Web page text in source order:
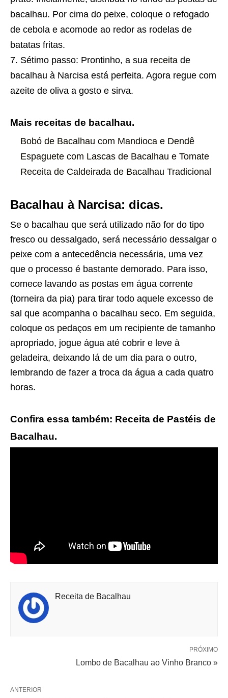
bacalhau. Por cima do peixe, coloque o refogado
de cebola e acomode ao redor as rodelas de
batatas fritas.
Sétimo passo: Prontinho, a sua receita de
bacalhau à Narcisa está perfeita. Agora regue com
azeite de oliva a gosto e sirva.
Mais receitas de bacalhau.
Bobó de Bacalhau com Mandioca e Dendê
Espaguete com Lascas de Bacalhau e Tomate
Receita de Caldeirada de Bacalhau Tradicional
Bacalhau à Narcisa: dicas.
Se o bacalhau que será utilizado não for do tipo
fresco ou dessalgado, será necessário dessalgar o
peixe com a antecedência necessária, uma vez
que o processo é bastante demorado. Para isso,
comece lavando as postas em água corrente
(torneira da pia) para tirar todo aquele excesso de
sal que acompanha o bacalhau seco. Em seguida,
coloque os pedaços em um recipiente de tamanho
apropriado, jogue água até cobrir e leve à
geladeira, deixando lá de um dia para o outro,
lembrando de fazer a troca da água a cada quatro
horas.
Confira essa também: Receita de Pastéis de
Bacalhau.
Receita de Bacalhau
PRÓXIMO
Lombo de Bacalhau ao Vinho Branco »
ANTERIOR